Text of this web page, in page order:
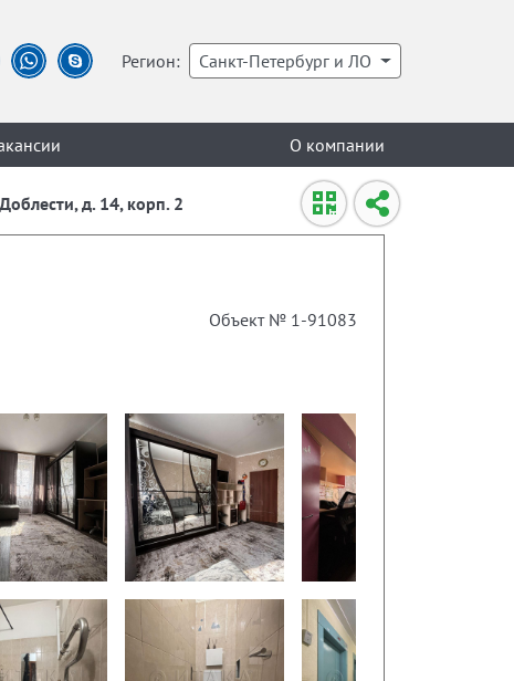
Регион: Санкт-Петербург и ЛО
О компании
д. 14, корп. 2
Объект № 1-91083